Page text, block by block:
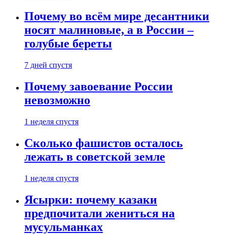
Почему во всём мире десантники
носят малиновые, а в России –
голубые береты
7 дней спустя
Почему завоевание России
невозможно
1 неделя спустя
Сколько фашистов осталось
лежать в советской земле
1 неделя спустя
Ясырки: почему казаки
предпочитали жениться на
мусульманках